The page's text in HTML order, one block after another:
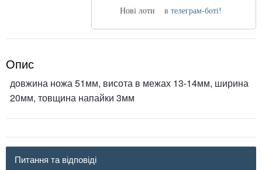
Нові лоти
в телеграм-боті!
Опис
довжина ножа 51мм, висота в межах 13-14мм, ширина
20мм, товщина напайки 3мм
Питання та відповіді